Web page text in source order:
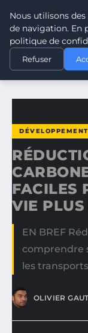
CLIMATE
ACCUEIL
RÉDUCTION DE
FACILES
VIE
EN BREF
comprendre
les
OLIVIER
Nous utilisons
de navigation. En
politique de
Refuser